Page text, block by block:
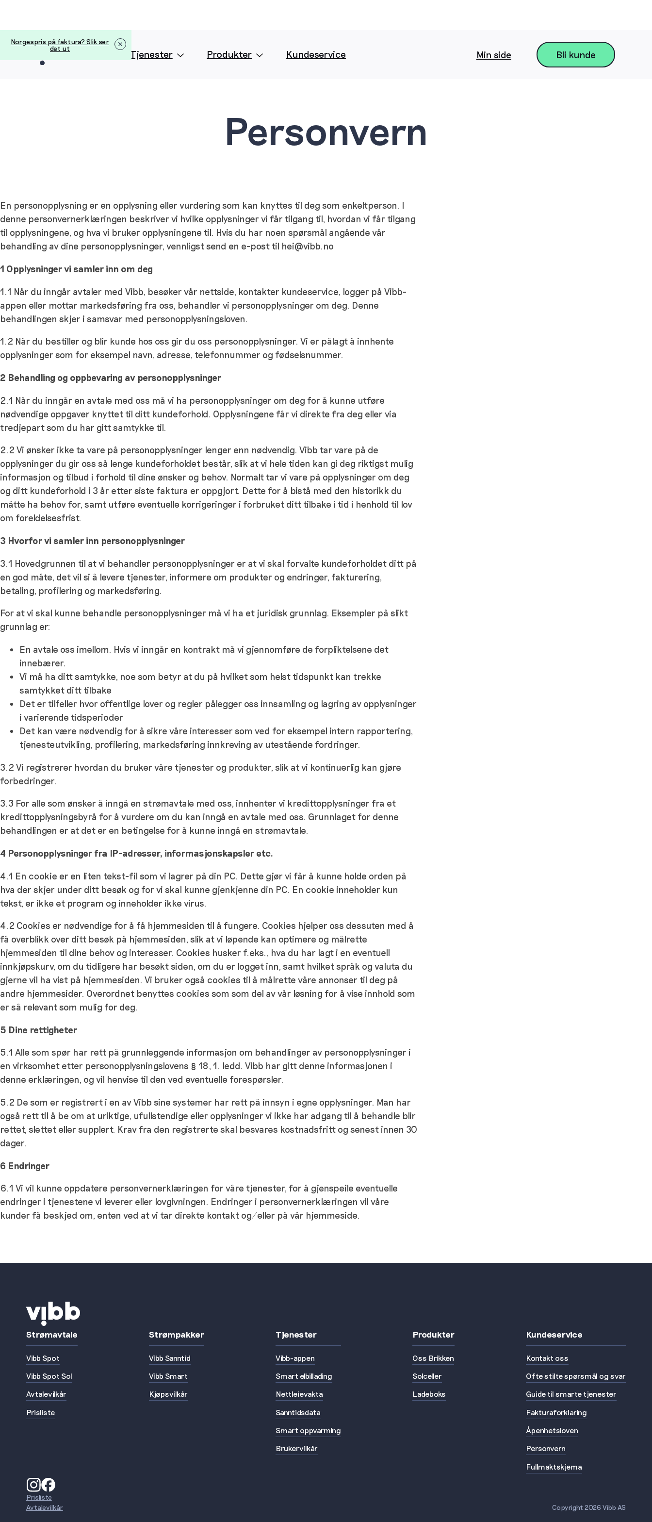
Norgespris på faktura? Slik ser
det ut
Tjenester Produkter Kundeservice Min side Bli kunde
Personvern
En personopplysning er en opplysning eller vurdering som kan knyttes til deg som enkeltperson. I
denne personvernerklæringen beskriver vi hvilke opplysninger vi får tilgang til, hvordan vi får tilgang
til opplysningene, og hva vi bruker opplysningene til. Hvis du har noen spørsmål angående vår
behandling av dine personopplysninger, vennligst send en e-post til hei@vibb.no
1 Opplysninger vi samler inn om deg
1.1 Når du inngår avtaler med Vibb, besøker vår nettside, kontakter kundeservice, logger på Vibb-
appen eller mottar markedsføring fra oss, behandler vi personopplysninger om deg. Denne
behandlingen skjer i samsvar med personopplysningsloven.
1.2 Når du bestiller og blir kunde hos oss gir du oss personopplysninger. Vi er pålagt å innhente
opplysninger som for eksempel navn, adresse, telefonnummer og fødselsnummer.
2 Behandling og oppbevaring av personopplysninger
2.1 Når du inngår en avtale med oss må vi ha personopplysninger om deg for å kunne utføre
nødvendige oppgaver knyttet til ditt kundeforhold. Opplysningene får vi direkte fra deg eller via
tredjepart som du har gitt samtykke til.
2.2 Vi ønsker ikke ta vare på personopplysninger lenger enn nødvendig. Vibb tar vare på de
opplysninger du gir oss så lenge kundeforholdet består, slik at vi hele tiden kan gi deg riktigst mulig
informasjon og tilbud i forhold til dine ønsker og behov. Normalt tar vi vare på opplysninger om deg
og ditt kundeforhold i 3 år etter siste faktura er oppgjort. Dette for å bistå med den historikk du
måtte ha behov for, samt utføre eventuelle korrigeringer i forbruket ditt tilbake i tid i henhold til lov
om foreldelsesfrist.
3 Hvorfor vi samler inn personopplysninger
3.1 Hovedgrunnen til at vi behandler personopplysninger er at vi skal forvalte kundeforholdet ditt på
en god måte, det vil si å levere tjenester, informere om produkter og endringer, fakturering,
betaling, profilering og markedsføring.
For at vi skal kunne behandle personopplysninger må vi ha et juridisk grunnlag. Eksempler på slikt
grunnlag er:
En avtale oss imellom. Hvis vi inngår en kontrakt må vi gjennomføre de forpliktelsene det
innebærer.
Vi må ha ditt samtykke, noe som betyr at du på hvilket som helst tidspunkt kan trekke
samtykket ditt tilbake
Det er tilfeller hvor offentlige lover og regler pålegger oss innsamling og lagring av opplysninger
i varierende tidsperioder
Det kan være nødvendig for å sikre våre interesser som ved for eksempel intern rapportering,
tjenesteutvikling, profilering, markedsføring innkreving av utestående fordringer.
3.2 Vi registrerer hvordan du bruker våre tjenester og produkter, slik at vi kontinuerlig kan gjøre
forbedringer.
3.3 For alle som ønsker å inngå en strømavtale med oss, innhenter vi kredittopplysninger fra et
kredittopplysningsbyrå for å vurdere om du kan inngå en avtale med oss. Grunnlaget for denne
behandlingen er at det er en betingelse for å kunne inngå en strømavtale.
4 Personopplysninger fra IP-adresser, informasjonskapsler etc.
4.1 En cookie er en liten tekst-fil som vi lagrer på din PC. Dette gjør vi får å kunne holde orden på
hva der skjer under ditt besøk og for vi skal kunne gjenkjenne din PC. En cookie inneholder kun
tekst, er ikke et program og inneholder ikke virus.
4.2 Cookies er nødvendige for å få hjemmesiden til å fungere. Cookies hjelper oss dessuten med å
få overblikk over ditt besøk på hjemmesiden, slik at vi løpende kan optimere og målrette
hjemmesiden til dine behov og interesser. Cookies husker f.eks., hva du har lagt i en eventuell
innkjøpskurv, om du tidligere har besøkt siden, om du er logget inn, samt hvilket språk og valuta du
gjerne vil ha vist på hjemmesiden. Vi bruker også cookies til å målrette våre annonser til deg på
andre hjemmesider. Overordnet benyttes cookies som som del av vår løsning for å vise innhold som
er så relevant som mulig for deg.
5 Dine rettigheter
5.1 Alle som spør har rett på grunnleggende informasjon om behandlinger av personopplysninger i
en virksomhet etter personopplysningslovens § 18, 1. ledd. Vibb har gitt denne informasjonen i
denne erklæringen, og vil henvise til den ved eventuelle forespørsler.
5.2 De som er registrert i en av Vibb sine systemer har rett på innsyn i egne opplysninger. Man har
også rett til å be om at uriktige, ufullstendige eller opplysninger vi ikke har adgang til å behandle blir
rettet, slettet eller supplert. Krav fra den registrerte skal besvares kostnadsfritt og senest innen 30
dager.
6 Endringer
6.1 Vi vil kunne oppdatere personvernerklæringen for våre tjenester, for å gjenspeile eventuelle
endringer i tjenestene vi leverer eller lovgivningen. Endringer i personvernerklæringen vil våre
kunder få beskjed om, enten ved at vi tar direkte kontakt og/eller på vår hjemmeside.
Strømavtale
Vibb Spot
Vibb Spot Sol
Avtalevilkår
Prisliste
Strømpakker
Vibb Sanntid
Vibb Smart
Kjøpsvilkår
Tjenester
Vibb-appen
Smart elbillading
Nettleievakta
Sanntidsdata
Smart oppvarming
Brukervilkår
Produkter
Oss Brikken
Solceller
Ladeboks
Kundeservice
Kontakt oss
Ofte stilte spørsmål og svar
Guide til smarte tjenester
Fakturaforklaring
Åpenhetsloven
Personvern
Fullmaktskjema
Prisliste
Avtalevilkår
Copyright 2026 Vibb AS